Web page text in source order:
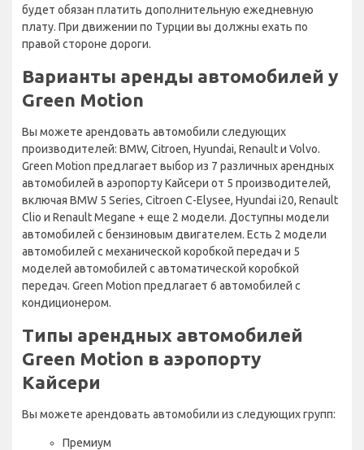
будет обязан платить дополнительную ежедневную
плату. При движении по Турции вы должны ехать по
правой стороне дороги.
Варианты аренды автомобилей у
Green Motion
Вы можете арендовать автомобили следующих
производителей: BMW, Citroen, Hyundai, Renault и Volvo.
Green Motion предлагает выбор из 7 различных арендных
автомобилей в аэропорту Кайсери от 5 производителей,
включая BMW 5 Series, Citroen C-Elysee, Hyundai i20, Renault
Clio и Renault Megane + еще 2 модели. Доступны модели
автомобилей с бензиновым двигателем. Есть 2 модели
автомобилей с механической коробкой передач и 5
моделей автомобилей с автоматической коробкой
передач. Green Motion предлагает 6 автомобилей с
кондиционером.
Типы арендных автомобилей
Green Motion в аэропорту
Кайсери
Вы можете арендовать автомобили из следующих групп:
Премиум